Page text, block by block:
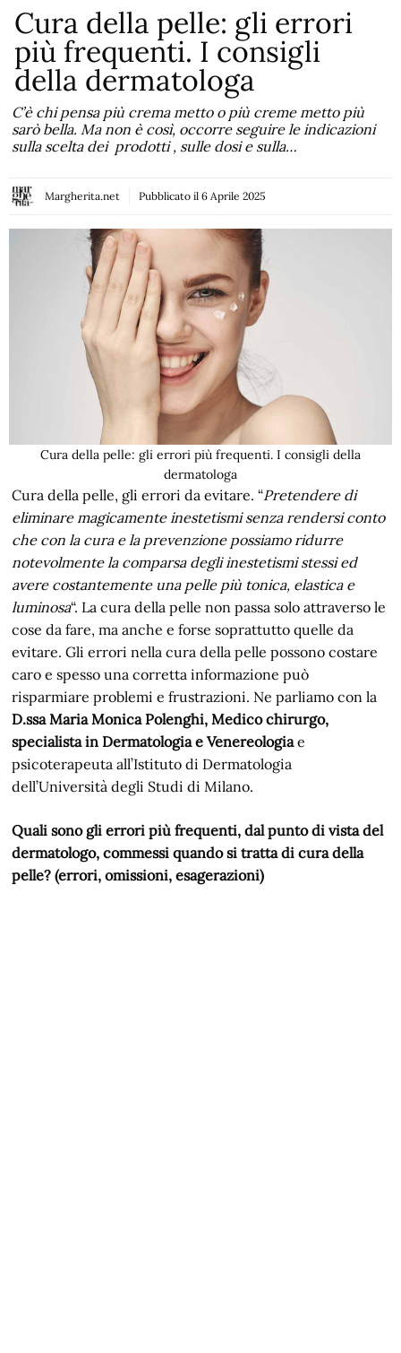
Cura della pelle: gli errori
più frequenti. I consigli
della dermatologa
C’è chi pensa più crema metto o più creme metto più
sarò bella. Ma non è così, occorre seguire le indicazioni
sulla scelta dei prodotti , sulle dosi e sulla…
Margherita.net Pubblicato il 6 Aprile 2025
Cura della pelle: gli errori più frequenti. I consigli della
dermatologa
Cura della pelle, gli errori da evitare. “Pretendere di
eliminare magicamente inestetismi senza rendersi conto
che con la cura e la prevenzione possiamo ridurre
notevolmente la comparsa degli inestetismi stessi ed
avere costantemente una pelle più tonica, elastica e
luminosa“. La cura della pelle non passa solo attraverso le
cose da fare, ma anche e forse soprattutto quelle da
evitare. Gli errori nella cura della pelle possono costare
caro e spesso una corretta informazione può
risparmiare problemi e frustrazioni. Ne parliamo con la
D.ssa Maria Monica Polenghi, Medico chirurgo,
specialista in Dermatologia e Venereologiae
psicoterapeuta all’Istituto di Dermatologia
dell’Università degli Studi di Milano.
Quali sono gli errori più frequenti, dal punto di vista del
dermatologo, commessi quando si tratta di cura della
pelle? (errori, omissioni, esagerazioni)